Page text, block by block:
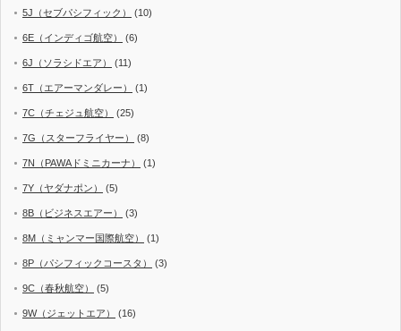
5J（セブパシフィック） (10)
6E（インディゴ航空） (6)
6J（ソラシドエア） (11)
6T（エアーマンダレー） (1)
7C（チェジュ航空） (25)
7G（スターフライヤー） (8)
7N（PAWAドミニカーナ） (1)
7Y（ヤダナポン） (5)
8B（ビジネスエアー） (3)
8M（ミャンマー国際航空） (1)
8P（パシフィックコースタ） (3)
9C（春秋航空） (5)
9W（ジェットエア） (16)